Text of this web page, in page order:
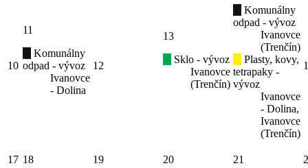
10
11
Komunálny
odpad - vývoz
Ivanovce
- Dolina
12
13
Sklo - vývoz
Ivanovce
(Trenčín)
Komunálny
odpad - vývoz
Ivanovce
(Trenčín)
Plasty, kovy,
tetrapaky -
vývoz
Ivanovce
- Dolina,
Ivanovce
(Trenčín)
17 18 19 20 21